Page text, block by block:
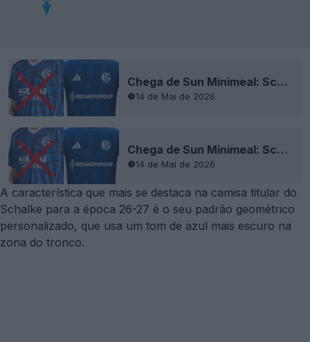
Chega de Sun Minimeal: Schalke 04 vai assinar contrato de patrocínio principal com a Beumer Group
14 de Mai de 2026
Chega de Sun Minimeal: Schalke 04 vai assinar contrato de patrocínio principal com a Beumer Group
14 de Mai de 2026
A característica que mais se destaca na camisa titular do
Schalke para a época 26-27 é o seu padrão geométrico
personalizado, que usa um tom de azul mais escuro na
zona do tronco.